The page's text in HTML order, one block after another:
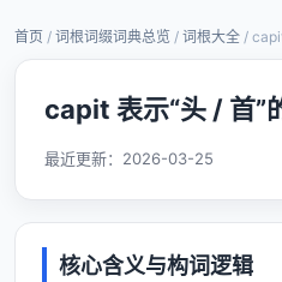
首页 / 词根词缀词典总览 / 词根大全 /
capit 表示“头 / 首”
最近更新： 2026-03-25
核心含义与构词逻辑